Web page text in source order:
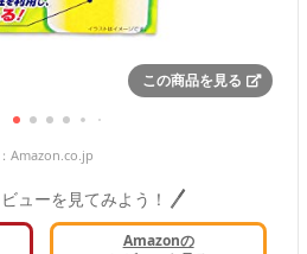
この商品を見る
Amazon.co.jp
ューを見てみよう！
Amazonの